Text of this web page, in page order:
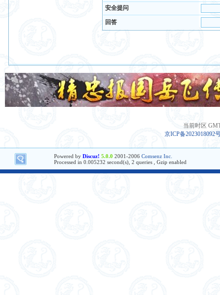
安全提问
回答
当前时区
京ICP备2023018092
Powered by Discuz! 5.0.0 2001-2006 Comsenz Inc.
Processed in 0.005232 second(s), 2 queries , Gzip enabled